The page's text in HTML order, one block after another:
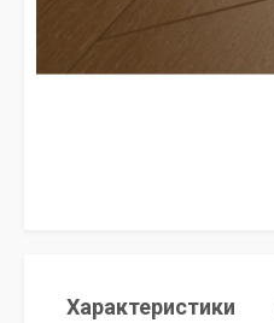
Характеристики